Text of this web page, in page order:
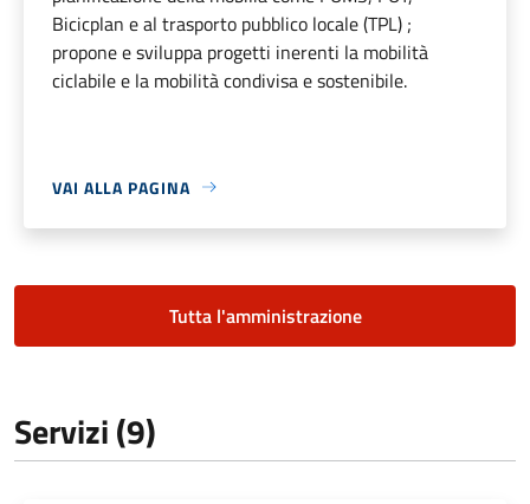
Bicicplan e al trasporto pubblico locale (TPL) ;
propone e sviluppa progetti inerenti la mobilità
ciclabile e la mobilità condivisa e sostenibile.
VAI ALLA PAGINA
Tutta l'amministrazione
Servizi (9)